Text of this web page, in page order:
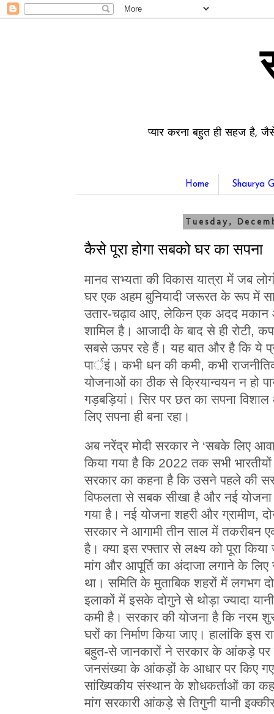
प्यार करना बहुत ही सहज है,
Home Shaurya
Tuesday,
कैसे पूरा होगा सबको घर का सपना
मानव सभ्यता की विकास यात्रा में जब
घर एक अहम बुनियादी जरूरत के रूप में
उतार-चढ़ाव आए, लेकिन एक अदद
शामिल है। आजादी के बाद से ही रोटी,
सबसे ऊपर रहे हैं। यह बात और है कि ये
पार्इं। कभी धन की कमी, कभी
योजनाओं का ठीक से क्रियान्वयन न हो
गड़बड़ियां। सिर पर छत का सपना
लिए सपना ही बना रहा।
अब नरेंद्र मोदी सरकार ने ‘सबके लिए
किया गया है कि 2022 तक सभी
सरकार का कहना है कि उसने पहले की
विफलता से सबक सीखा है और नई योजना
गया है। नई योजना शहरी और ग्रामीण,
सरकार ने आगामी तीन साल में तकरीबन
है। क्या इस रफ्तार से लक्ष्य को पूरा
मांग और आपूर्ति का अंदाजा लगाने के
था। समिति के मुताबिक शहरों में लगभग
इलाकों में इसके दोगुने से थोड़ा ज्यादा
कमी है। सरकार की योजना है कि नरम
घरों का निर्माण किया जाए। हालांकि
बहुत-से जानकारों ने सरकार के आंकड़े पर
जनसंख्या के आंकड़ों के आधार पर किए गए
सांख्यिकीय संस्थान के शोधकर्ताओं का
मांग सरकारी आंकड़े से तिगुनी यानी